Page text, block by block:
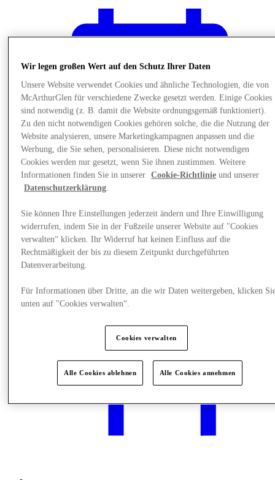
News
Kinderbetreuung
Wir legen großen Wert auf den Schutz Ihrer Daten
Unsere Website verwendet Cookies und ähnliche Technologien, die von
McArthurGlen für verschiedene Zwecke gesetzt werden. Einige Cookies
sind notwendig (z. B. damit die Website ordnungsgemäß funktioniert).
Zu den nicht notwendigen Cookies gehören solche, die die Nutzung der
Website analysieren, unsere Marketingkampagnen anpassen und die
Werbung, die Sie sehen, personalisieren. Diese nicht notwendigen
Cookies werden nur gesetzt, wenn Sie ihnen zustimmen. Weitere
Informationen finden Sie in unserer
Cookie-Richtlinie und unserer
Datenschutzerklärung.
Sie können Ihre Einstellungen jederzeit ändern und Ihre Einwilligung
widerrufen, indem Sie in der Fußzeile unserer Website auf "Cookies
verwalten“ klicken. Ihr Widerruf hat keinen Einfluss auf die
Rechtmäßigkeit der bis zu diesem Zeitpunkt durchgeführten
Datenverarbeitung.
Für Informationen über Dritte, an die wir Daten weitergeben, klicken
unten auf "Cookies verwalten“.
Cookies verwalten
Alle Cookies ablehnen Alle Cookies annehmen